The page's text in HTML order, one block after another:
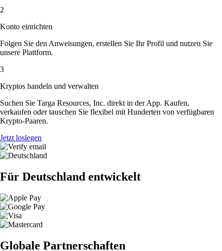
2
Konto einrichten
Folgen Sie den Anweisungen, erstellen Sie Ihr Profil und nutzen Sie
unsere Plattform.
3
Kryptos handeln und verwalten
Suchen Sie Targa Resources, Inc. direkt in der App. Kaufen,
verkaufen oder tauschen Sie flexibel mit Hunderten von verfügbaren
Krypto-Paaren.
Jetzt loslegen
Für Deutschland entwickelt
Globale Partnerschaften